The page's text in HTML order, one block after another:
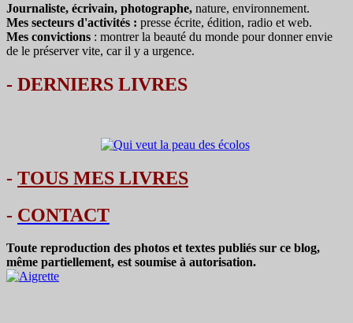
Journaliste, écrivain, photographe, nature, environnement.
Mes secteurs d'activités : presse écrite, édition, radio et web.
Mes convictions : montrer la beauté du monde pour donner envie
de le préserver vite, car il y a urgence.
- DERNIERS LIVRES
- TOUS MES LIVRES
- CONTACT
Toute reproduction des photos et textes publiés sur ce blog,
même partiellement, est soumise à autorisation.